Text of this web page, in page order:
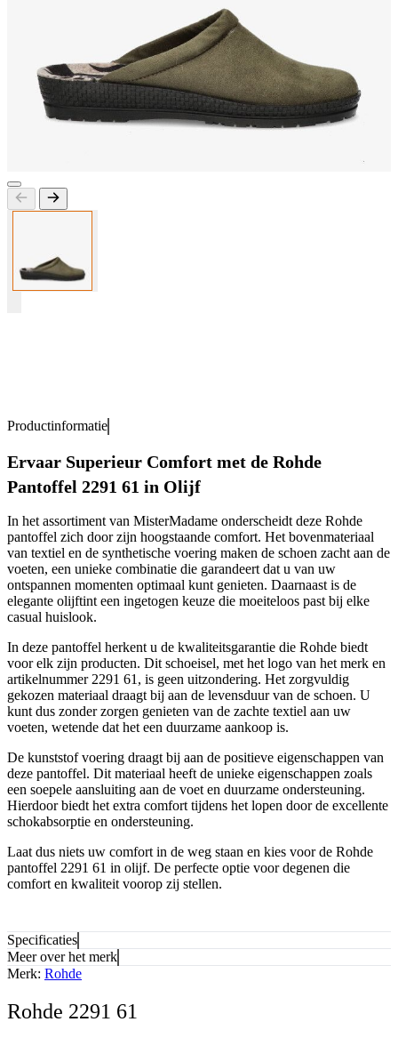
Productinformatie
Ervaar Superieur Comfort met de Rohde
Pantoffel 2291 61 in Olijf
In het assortiment van MisterMadame onderscheidt deze Rohde
pantoffel zich door zijn hoogstaande comfort. Het bovenmateriaal
van textiel en de synthetische voering maken de schoen zacht aan de
voeten, een unieke combinatie die garandeert dat u van uw
ontspannen momenten optimaal kunt genieten. Daarnaast is de
elegante olijftint een ingetogen keuze die moeiteloos past bij elke
casual huislook.
In deze pantoffel herkent u de kwaliteitsgarantie die Rohde biedt
voor elk zijn producten. Dit schoeisel, met het logo van het merk en
artikelnummer 2291 61, is geen uitzondering. Het zorgvuldig
gekozen materiaal draagt bij aan de levensduur van de schoen. U
kunt dus zonder zorgen genieten van de zachte textiel aan uw
voeten, wetende dat het een duurzame aankoop is.
De kunststof voering draagt bij aan de positieve eigenschappen van
deze pantoffel. Dit materiaal heeft de unieke eigenschappen zoals
een soepele aansluiting aan de voet en duurzame ondersteuning.
Hierdoor biedt het extra comfort tijdens het lopen door de excellente
schokabsorptie en ondersteuning.
Laat dus niets uw comfort in de weg staan en kies voor de Rohde
pantoffel 2291 61 in olijf. De perfecte optie voor degenen die
comfort en kwaliteit voorop zij stellen.
Specificaties
Meer over het merk
Merk: Rohde
Rohde 2291 61